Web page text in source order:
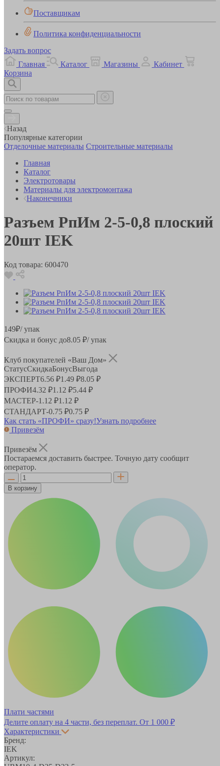
Поставщикам
Политика конфиденциальности
Задать вопрос
Главная
Каталог Магазины
Кабинет
Корзина
Назад
Популярные категории
Отделочные материалы Строительные материалы
Главная
Каталог
Электротовары
Материалы для электромонтажа
Наконечники
Разъем РпИм 2-5-0,8 плоский
20шт IEK
Код товара: 600470
149₽/ упак
Скидка и бонус до8.05 ₽/ упак
Клуб покупателей «Ваш Дом»
СтатусСкидкаБонусВыгода
ЭКСПЕРТ6.56 ₽1.49 ₽8.05 ₽
ПРОФИ4.32 ₽1.12 ₽5.44 ₽
МАСТЕР-1.12 ₽1.12 ₽
СТАНДАРТ-0.75 ₽0.75 ₽
Как стать «ПРОФИ» сразу!Узнать подробнее
Привезём
Привезём
Постараемся доставить быстрее. Точную дату сообщит
оператор.
В корзину
Плати частями
Делите оплату на 4 части, без переплат. От 1 000 ₽
Характеристики
Бренд:
IEK
Артикул: